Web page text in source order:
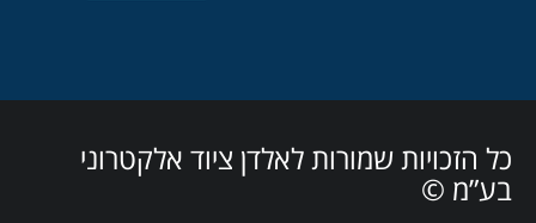
כל הזכויות שמורות לאלדן ציוד אלקטרוני
בע”מ ©